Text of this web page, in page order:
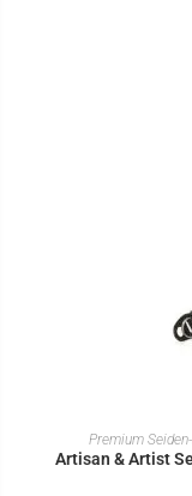
Premium
Artisan & Artist